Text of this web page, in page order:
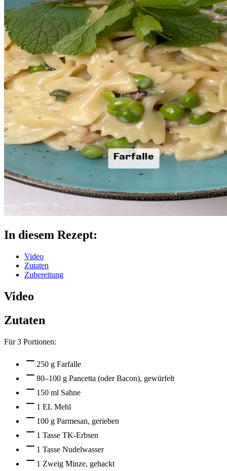
In diesem Rezept:
Video
Zutaten
Zubereitung
Video
Zutaten
Für3 Portionen:
250 g Farfalle
80–100 g Pancetta (oder Bacon), gewürfelt
150 ml Sahne
1 EL Mehl
100 g Parmesan, gerieben
1 Tasse TK-Erbsen
1 Tasse Nudelwasser
1 Zweig Minze, gehackt